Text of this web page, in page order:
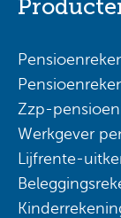
Zzp-
Werkgever
Lijfrente-